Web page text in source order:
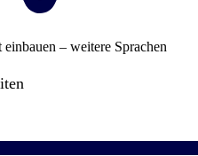
– weitere Sprachen